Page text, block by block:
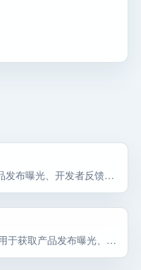
稀土掘金 主要用于获取产品发布曝光、开发者反馈、趋势信息、开源项目线索或创业学习资源。稀土掘金 主要用于获取产品发布曝光、开发者反馈、趋势信息、开源项目线索或创业学习资源。稀土掘金 主要用于获取产品发布曝光、开发者反馈、趋势… 选择前重点看价格、上手门槛、风险和替代方案。
Search Engine Land 主要用于获取产品发布曝光、开发者反馈、趋势信息、开源项目线索或创业学习资源。Search Engine Land 可以先按 资源社区 候选来评估：它主要用于获取产品发布曝光、开发者反馈、趋势信息、开源项目线索或创业… 选择前重点看价格、上手门槛、风险和替代方案。